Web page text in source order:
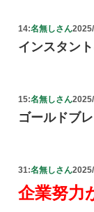
14:名無しさん
インスタン
15:名無しさん
ゴールドブ
31:名無しさん
企業努力